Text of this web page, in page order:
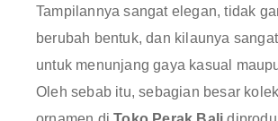
Tampilannya sangat elegan, tidak
berubah bentuk, dan kilaunya
untuk menunjang gaya kasual
Oleh sebab itu, sebagian besar